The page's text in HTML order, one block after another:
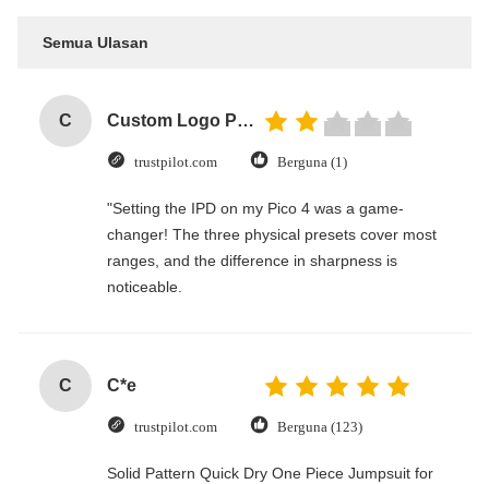
Semua Ulasan
C Custom Logo Paper Cardboard Packing Folding White / Black / Rose Gold Luxury Magnetic Gift Box with Ribbon Closure
trustpilot.com Berguna (1)
"Setting the IPD on my Pico 4 was a game-
changer! The three physical presets cover most
ranges, and the difference in sharpness is
noticeable.
C C*e
trustpilot.com Berguna (123)
Solid Pattern Quick Dry One Piece Jumpsuit for